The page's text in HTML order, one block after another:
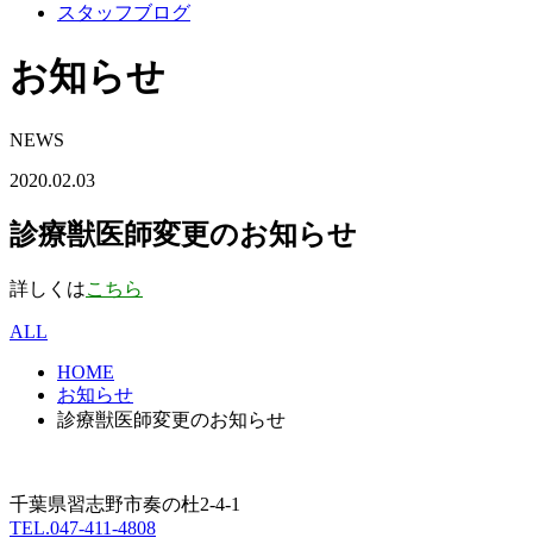
スタッフブログ
お知らせ
NEWS
2020.02.03
診療獣医師変更のお知らせ
詳しくはこちら
ALL
HOME
お知らせ
診療獣医師変更のお知らせ
千葉県習志野市奏の杜2-4-1
TEL.047-411-4808